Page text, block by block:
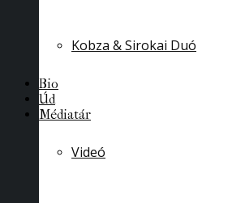
Kobza & Sirokai Duó
Bio
Úd
Médiatár
Videó